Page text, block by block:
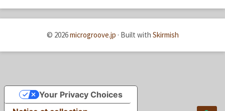
© 2026microgroove.jp · Built with Skirmish
Your Privacy Choices